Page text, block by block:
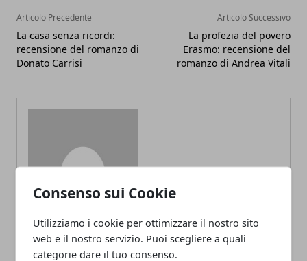
Consenso sui Cookie
Utilizziamo i cookie per ottimizzare il nostro sito
web e il nostro servizio. Puoi scegliere a quali
categorie dare il tuo consenso.
Articolo Precedente
La casa senza ricordi:
recensione del romanzo di
Donato Carrisi
Articolo Successivo
La profezia del povero
Erasmo: recensione del
romanzo di Andrea Vitali